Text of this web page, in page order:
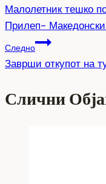
Малолетник тешко
Прилеп-
Следно
Заврши откупот на
Слични